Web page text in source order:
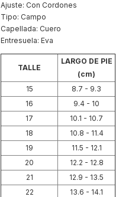
Ajuste: Con Cordones
Tipo: Campo
Capellada: Cuero
Entresuela: Eva
TALLE
LARGO DE PIE
(cm)
15
8.7 - 9.3
16
9.4 - 10
17
10.1 - 10.7
18
10.8 - 11.4
19
11.5 - 12.1
20
12.2 - 12.8
21
12.9 - 13.5
22
13.6 - 14.1